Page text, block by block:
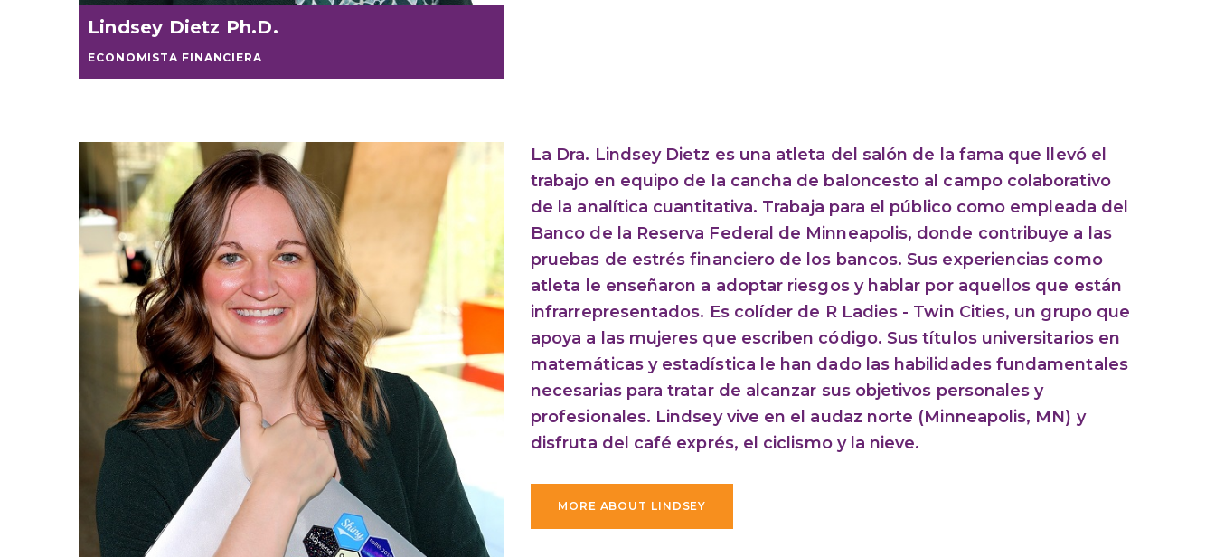
Lindsey Dietz Ph.D.
ECONOMISTA FINANCIERA
La Dra. Lindsey Dietz es una atleta del salón de la fama que llevó el
trabajo en equipo de la cancha de baloncesto al campo colaborativo
de la analítica cuantitativa. Trabaja para el público como empleada del
Banco de la Reserva Federal de Minneapolis, donde contribuye a las
pruebas de estrés financiero de los bancos. Sus experiencias como
atleta le enseñaron a adoptar riesgos y hablar por aquellos que están
infrarrepresentados. Es colíder de R Ladies - Twin Cities, un grupo que
apoya a las mujeres que escriben código. Sus títulos universitarios en
matemáticas y estadística le han dado las habilidades fundamentales
necesarias para tratar de alcanzar sus objetivos personales y
profesionales. Lindsey vive en el audaz norte (Minneapolis, MN) y
disfruta del café exprés, el ciclismo y la nieve.
MORE ABOUT LINDSEY